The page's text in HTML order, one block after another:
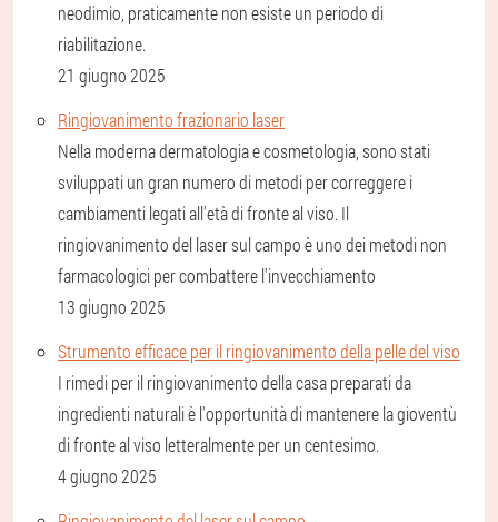
neodimio, praticamente non esiste un periodo di
riabilitazione.
21 giugno 2025
Ringiovanimento frazionario laser
Nella moderna dermatologia e cosmetologia, sono stati
sviluppati un gran numero di metodi per correggere i
cambiamenti legati all'età di fronte al viso. Il
ringiovanimento del laser sul campo è uno dei metodi non
farmacologici per combattere l'invecchiamento
13 giugno 2025
Strumento efficace per il ringiovanimento della pelle del viso
I rimedi per il ringiovanimento della casa preparati da
ingredienti naturali è l'opportunità di mantenere la gioventù
di fronte al viso letteralmente per un centesimo.
4 giugno 2025